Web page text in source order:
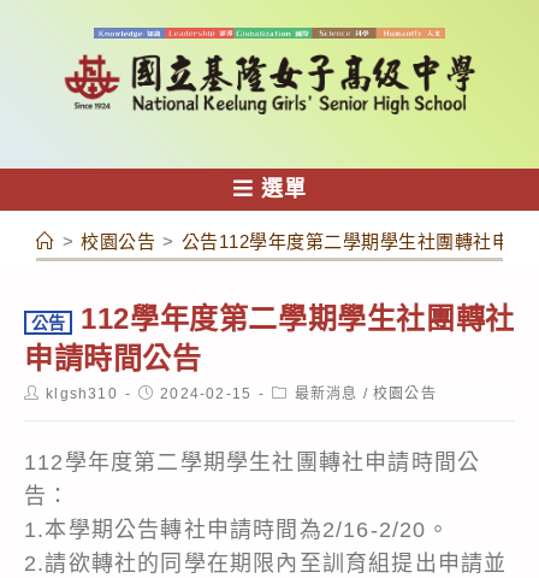
容
選單
> 校園公告 > 公告112學年度第二學期學生社團轉社申請
公告
112學年度第二學期學生社團轉社
申請時間公告
Postklgsh310
Post2024-02-15
Post最新消息 / 校園公告
112學年度第二學期學生社團轉社申請時間公
告：
1.本學期公告轉社申請時間為2/16-2/20。
2.請欲轉社的同學在期限內至訓育組提出申請並